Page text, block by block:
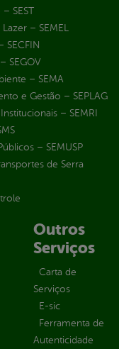
SEST
– SEMEL
SECFIN
SEGOV
– SEMA
e Gestão – SEPLAG
– SEMRI
– SEMUSP
de Serra
Outros
Serviços
Carta de
Serviços
E-sic
Ferramenta de
Autenticidade